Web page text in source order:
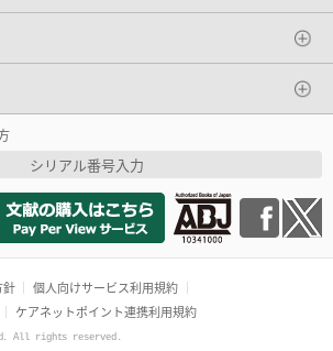
シリアル番号入力
針
個人向けサービス利用規約
ケアネットポイント連携利用規約
All rights reserved.